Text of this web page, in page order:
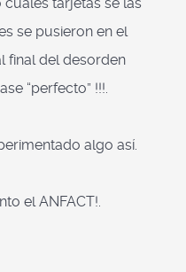
se pusieron en el
final del desorden
“perfecto” !!!.
algo así.
el ANFACT!.